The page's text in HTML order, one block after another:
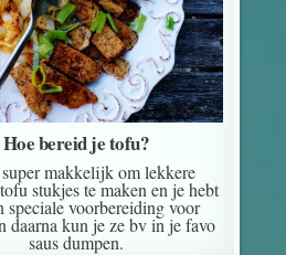
Hoe bereid je tofu?
makkelijk om lekkere
stukjes te maken en je hebt
speciale voorbereiding voor
daarna kun je ze bv in je favo
saus dumpen.